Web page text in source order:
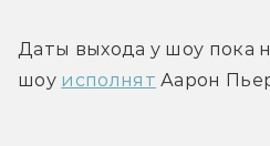
Даты выхода у шоу пока
шоу исполнят Аарон